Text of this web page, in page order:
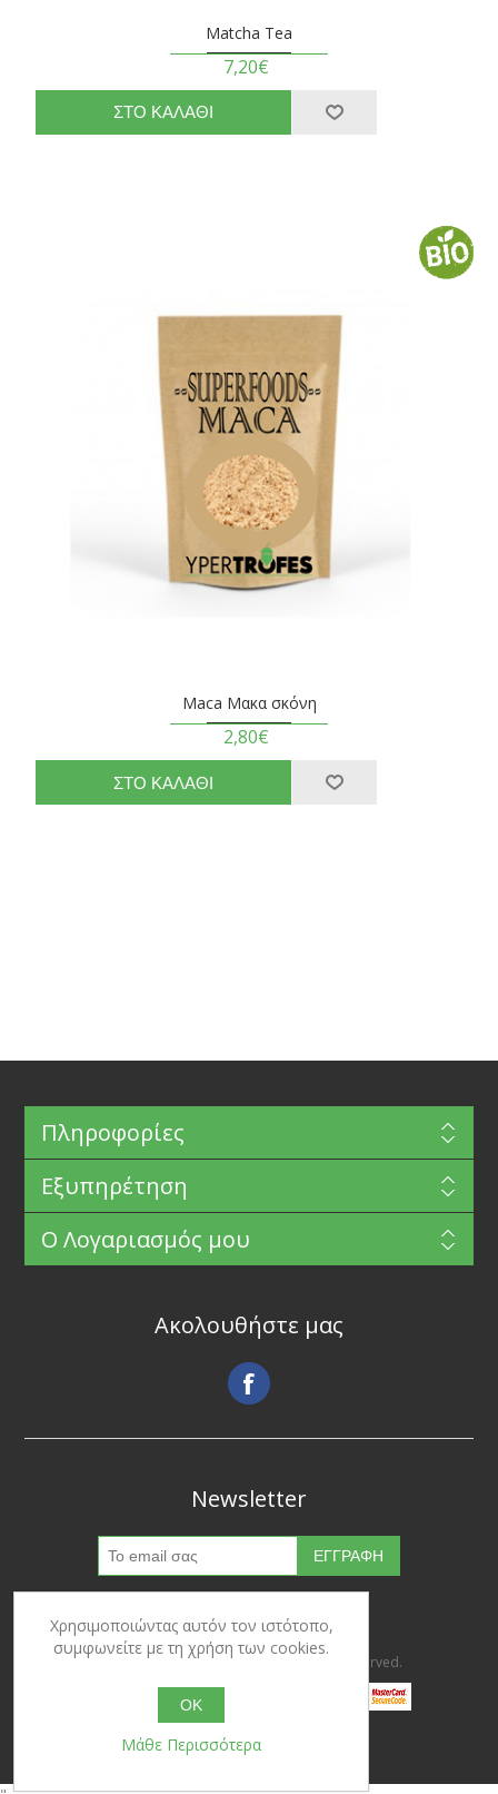
Matcha Tea
7,20€
Maca Μακα σκόνη
2,80€
Πληροφορίες
Εξυπηρέτηση
Ο Λογαριασμός μου
Ακολουθήστε μας
Newsletter
Copyright © 2026 Ypertrofes. All rights reserved.
Powered bynopCommerce
Χρησιμοποιώντας αυτόν τον ιστότοπο,
συμφωνείτε με τη χρήση των cookies.
OK
Μάθε Περισσότερα